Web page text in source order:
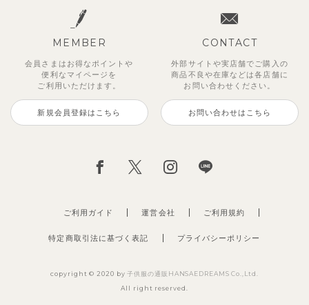
MEMBER
会員さまはお得なポイントや
便利な マイページを
ご利用いただけます。
新規会員登録はこちら
CONTACT
外部サイトや実店舗でご購入の
商品不良や在庫などは各店舗に
お問い合わせください。
お問い合わせはこちら
ご利用ガイド 運営会社
特定商取引法に基づく表記 プライバシーポリシー
ご利用規約
copyright © 2020 by子供服の通販HANSAEDREAMS Co.,Ltd.
All right reserved.